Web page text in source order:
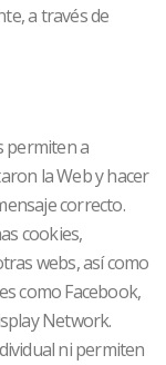
a través de
permiten a
la Web y hacer
correcto.
cookies,
webs, así como
como Facebook,
Network.
ni permiten